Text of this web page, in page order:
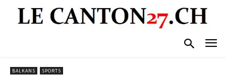
BALKANS SPORTS